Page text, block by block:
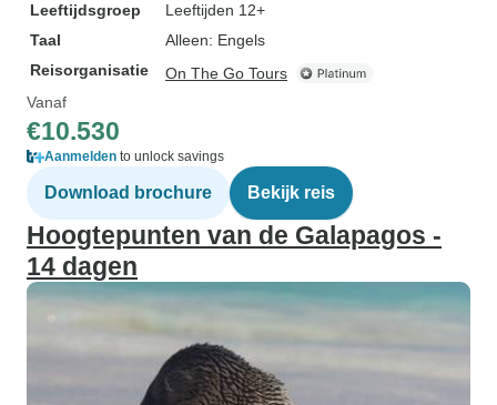
Leeftijdsgroep
Leeftijden 12+
Taal
Alleen: Engels
Reisorganisatie
On The Go Tours
Vanaf
€10.530
Aanmelden to unlock savings
Download brochure Bekijk reis
Hoogtepunten van de Galapagos -
14 dagen